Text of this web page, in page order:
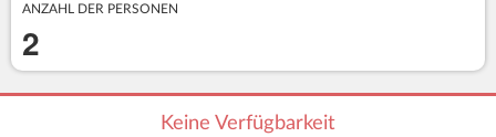
ANZAHL DER PERSONEN
2
Keine Verfügbarkeit